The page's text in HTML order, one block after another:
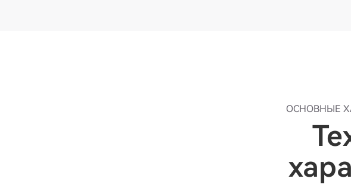
ОСНОВНЫЕ